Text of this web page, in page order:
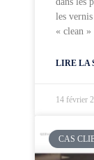
les
« clean »
LIRE LA
14 février
CAS